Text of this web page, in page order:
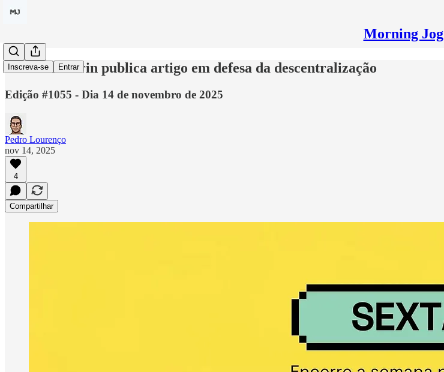
Morning Jog
Inscreva-se Entrar
Vitalik Buterin publica artigo em defesa da descentralização
Edição #1055 - Dia 14 de novembro de 2025
Pedro Lourenço
nov 14, 2025
4
Compartilhar